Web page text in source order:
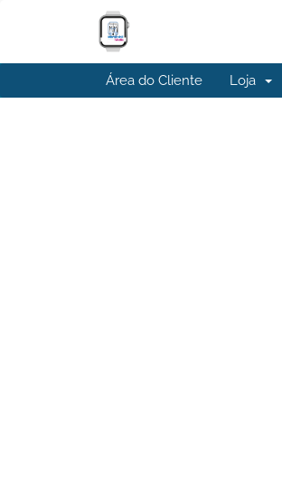
Área do Cliente Loja